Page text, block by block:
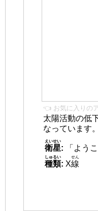
👈 お気に入りの
太陽活動の低
なっています。
衛星
えいせい
:
「よう
種類
しゅるい
: X線
せん